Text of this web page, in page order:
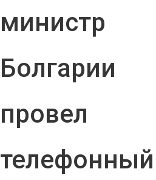
министр
Болгарии
провел
телефонный